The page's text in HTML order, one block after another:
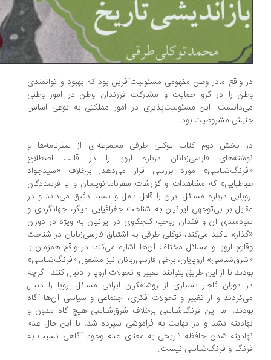
واقع مادر وطن مفهومی مسئولیت‌آفرین بود که بهبود و توانمندی
را در گرو حمایت و مشارکت فرزندان وطن در امور وطنی
این مسئولیت‌پذیری در امور مملکتی به نوعی اساس
مشروطیت بود.
بخش دوم کتاب توکلی طرقی مجموعه‌ای از سفرنامه‌ها و
فارسی‌زبانان درباره اروپا را در قالب اصطلاح
مورد بررسی قرار می‌دهد. برخلاف «سیدجواد
که مشاهدات و گزارشات سفرنامه‌نویسان و یا فرستادگان
درباره مسائل ایران را قابل تامل و نسبتا دقیق می‌داند و در
بر بی‌توجهی ایرانیان به شناخت جغرافیایی دیگر، جهانگردی و
آن و فقدان روحیه کنجکاوی در ایرانیان به ویژه در دوران
تاکید می‌کند، توکلی طرقی به اشتیاق فارسی‌زبانان در شناخت
اروپا و مسائل مختلف آن‌ها اشاره می‌کند؛ در واقع همزمان با
اروپایان، برخی فارسی‌زبانان نیز مشغول «فرنگ‌شناسی»
تا از این طریق بتوانند تغییر و تحولات اروپا را دنبال کنند. اگرچه
دوران قاجار بسیاری از روشنفکران ایرانی مسائل اروپا را دنبال
و از تغییر و تحولات فکری، اجتماعی و سیاسی آن‌ها آگاه
اما این فرنگ‌شناسی برخلاف شرق‌شناسی هیچ گاه مدون و
نشد و در نهایت به فراموشی سپرده شد، با این حال عدم
شدن حافظه تاریخی به معنای عدم وجود آگاهی نسبت به
و فرنگ‌شناسی نیست.